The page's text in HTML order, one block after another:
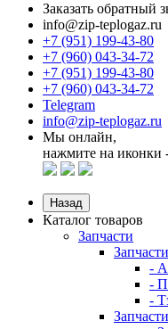
Заказать обратный
info@zip-teplogaz.ru
+7 (951) 199-43-80
+7 (960) 043-34-72
+7 (951) 199-43-80
+7 (960) 043-34-72
Telegram
info@zip-teplogaz.ru
Мы онлайн,
нажмите на иконки
Назад
Каталог товаров
Запчасти
-
-
-